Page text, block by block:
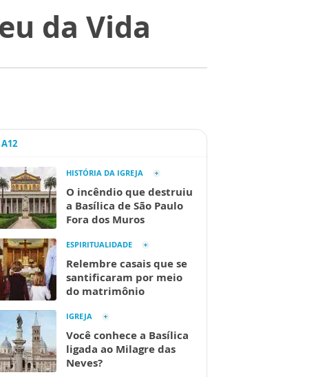
da Vida
HISTÓRIA DA IGREJA
O incêndio que destruiu
a Basílica de São Paulo
Fora dos Muros
ESPIRITUALIDADE
Relembre casais que se
santificaram por meio
do matrimônio
IGREJA
Você conhece a Basílica
ligada ao Milagre das
Neves?